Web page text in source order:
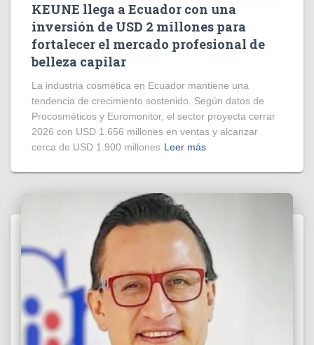
KEUNE llega a Ecuador con una
inversión de USD 2 millones para
fortalecer el mercado profesional de
belleza capilar
La industria cosmética en Ecuador mantiene una
tendencia de crecimiento sostenido. Según datos de
Procosméticos y Euromonitor, el sector proyecta cerrar
2026 con USD 1.656 millones en ventas y alcanzar
cerca de USD 1.900 millones Leer más